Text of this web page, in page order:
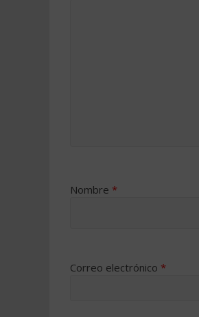
Nombre *
Correo electrónico *